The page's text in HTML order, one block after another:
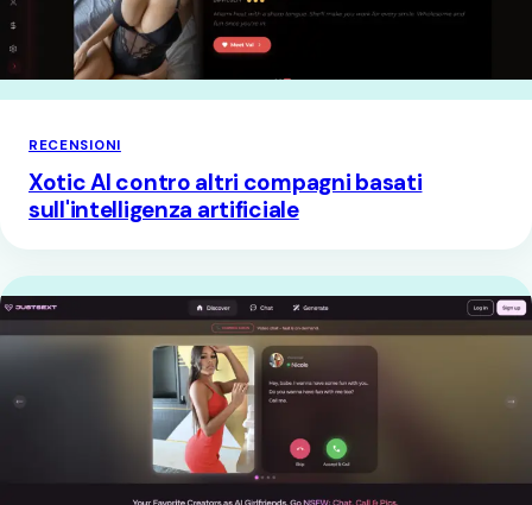
RECENSIONI
Xotic AI contro altri compagni basati
sull'intelligenza artificiale